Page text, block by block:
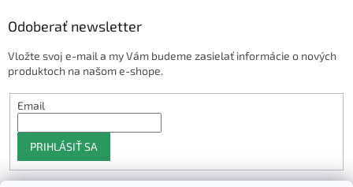
Odoberať newsletter
Vložte svoj e-mail a my Vám budeme zasielať informácie o nových
produktoch na našom e-shope.
Email
PRIHLÁSIŤ SA